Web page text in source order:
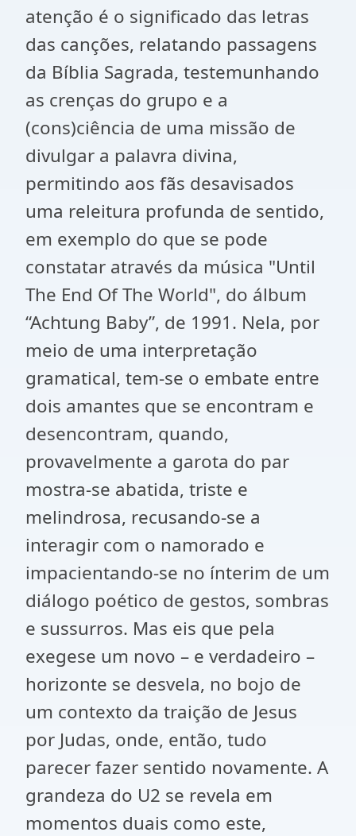
atenção é o significado das letras
das canções, relatando passagens
da Bíblia Sagrada, testemunhando
as crenças do grupo e a
(cons)ciência de uma missão de
divulgar a palavra divina,
permitindo aos fãs desavisados
uma releitura profunda de sentido,
em exemplo do que se pode
constatar através da música "Until
The End Of The World", do álbum
“Achtung Baby”, de 1991. Nela, por
meio de uma interpretação
gramatical, tem-se o embate entre
dois amantes que se encontram e
desencontram, quando,
provavelmente a garota do par
mostra-se abatida, triste e
melindrosa, recusando-se a
interagir com o namorado e
impacientando-se no ínterim de um
diálogo poético de gestos, sombras
e sussurros. Mas eis que pela
exegese um novo – e verdadeiro –
horizonte se desvela, no bojo de
um contexto da traição de Jesus
por Judas, onde, então, tudo
parecer fazer sentido novamente. A
grandeza do U2 se revela em
momentos duais como este,